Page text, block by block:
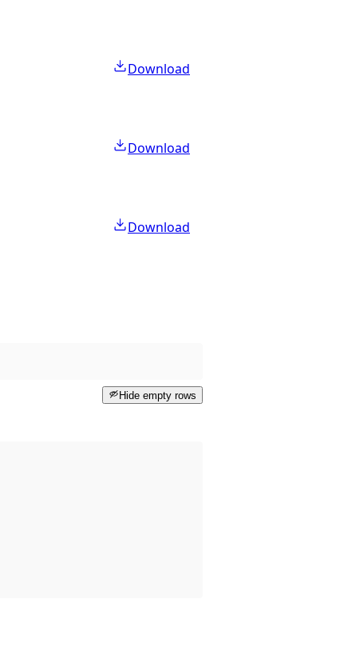
Download
Download
Download
Hide empty rows